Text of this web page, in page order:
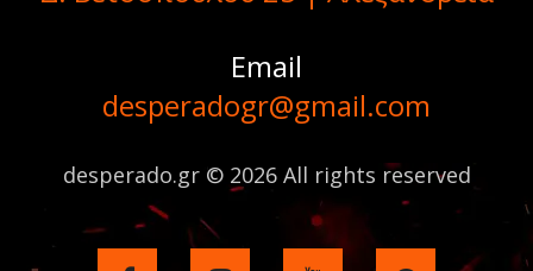
Email
desperadogr@gmail.com
desperado.gr © 2026 All rights reserved